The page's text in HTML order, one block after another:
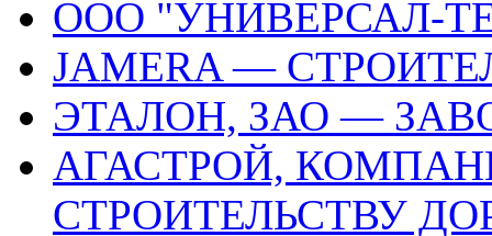
ООО "УНИВЕРСАЛ-
JAMERA —
ЭТАЛОН, ЗАО —
АГАСТРОЙ,
СТРОИТЕЛЬСТВУ